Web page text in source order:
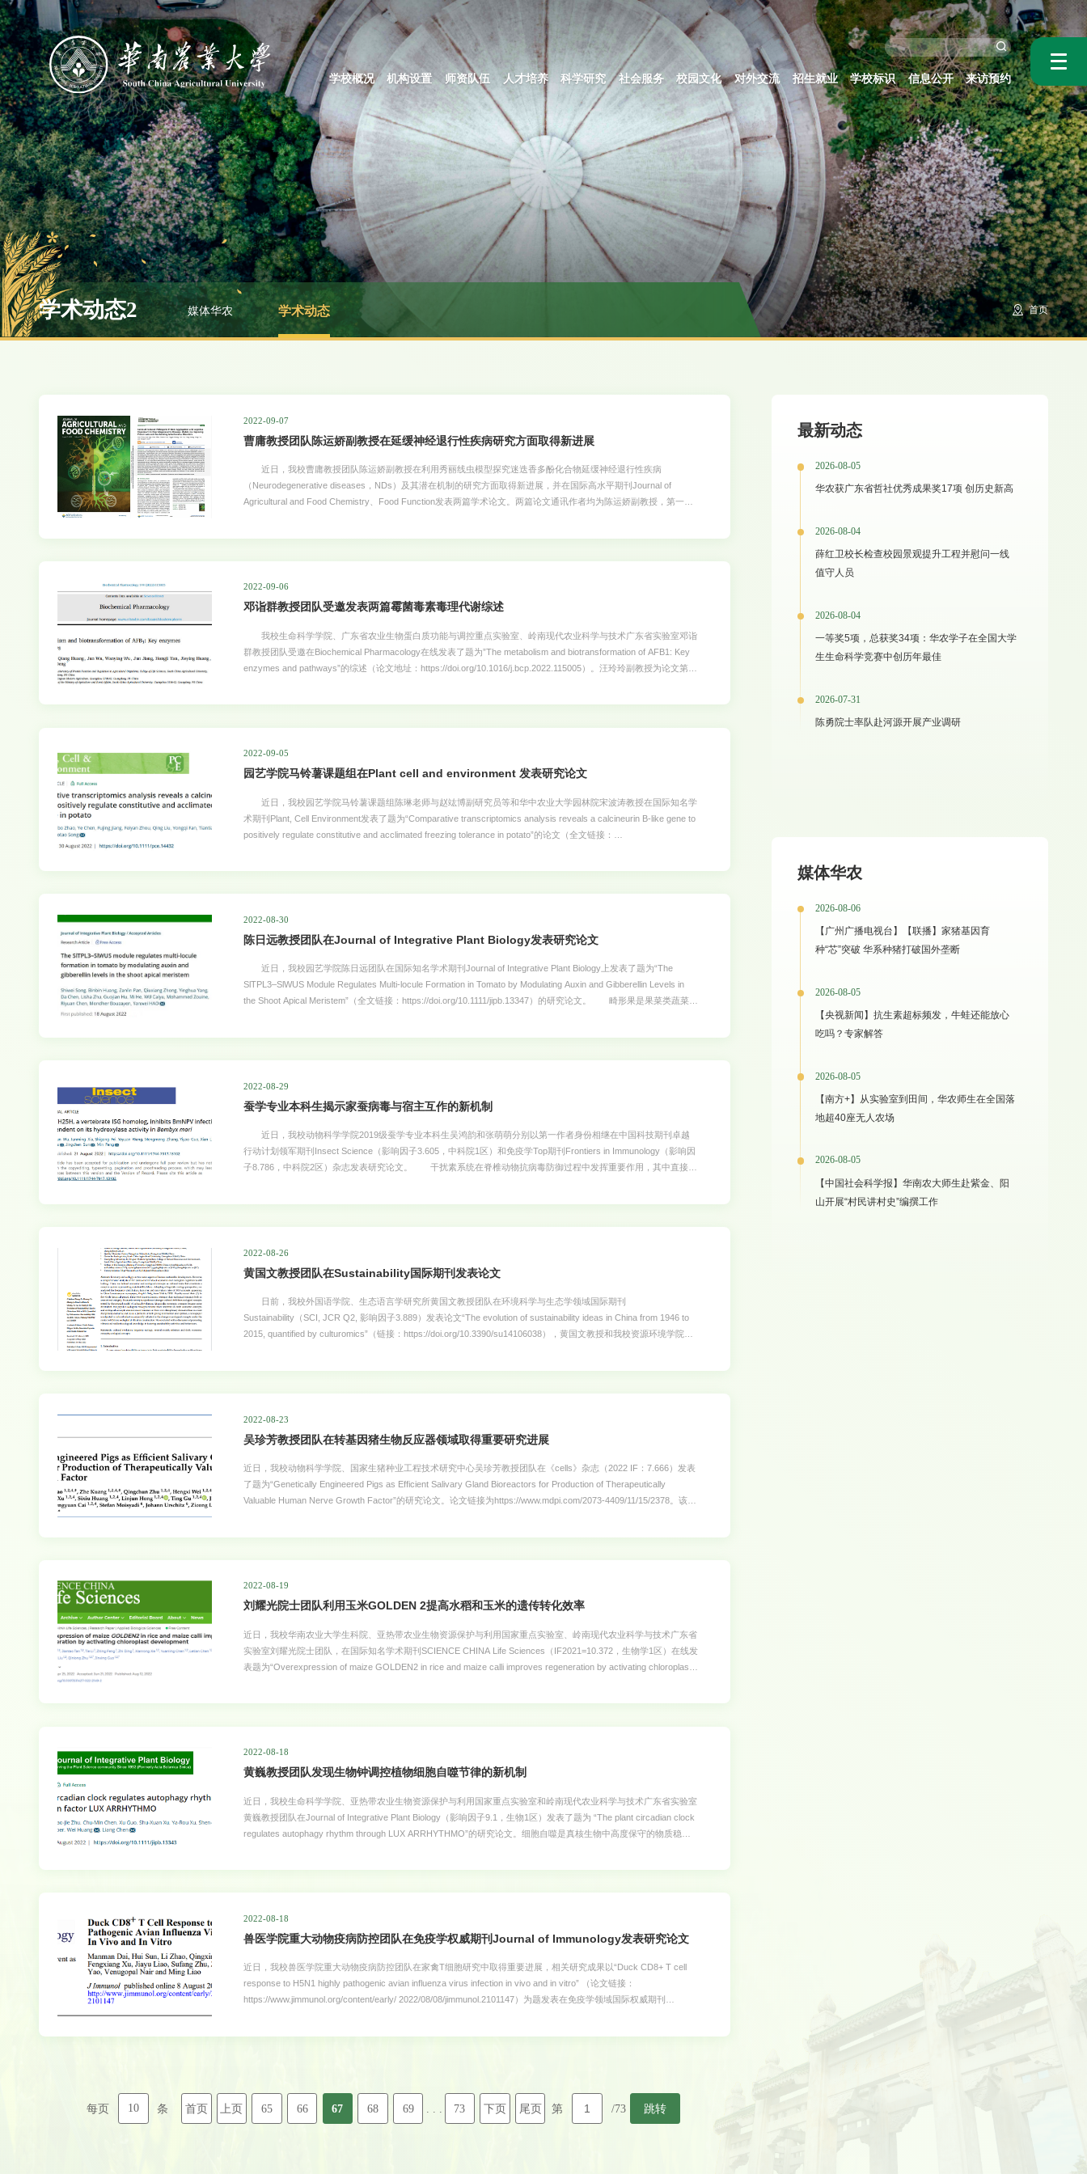
学校概况 机构设置 师资队伍 人才培养 科学研究 社会服务 校园文化 对外交流 招生就业 学校标识 信息公开 来访预约
学术动态2 媒体华农 学术动态 首页
2022-09-07
曹庸教授团队陈运娇副教授在延缓神经退行性疾病研究方面取得新进展
近日，我校曹庸教授团队陈运娇副教授在利用秀丽线虫模型探究迷迭香多酚化合物延缓神经退行性疾病
（Neurodegenerative diseases，NDs）及其潜在机制的研究方面取得新进展，并在国际高水平期刊Journal of
Agricultural and Food Chemistry、Food Function发表两篇学术论文。两篇论文通讯作者均为陈运娇副教授，第一作
贵，还会产生严重的副作用。因此，寻找有效、安全、天然的神经保护活性物质并探究其作用机制是开发神经保护治
疗剂的研究热点。鼠尾草酚（Carnos
2022-09-06
邓诣群教授团队受邀发表两篇霉菌毒素毒理代谢综述
我校生命科学学院、广东省农业生物蛋白质功能与调控重点实验室、岭南现代农业科学与技术广东省实验室邓诣
群教授团队受邀在Biochemical Pharmacology在线发表了题为”The metabolism and biotransformation of AFB1: Key
enzymes and pathways”的综述（论文地址：https://doi.org/10.1016/j.bcp.2022.115005）。汪玲玲副教授为论文第一
霉毒素的代谢和脱毒以及人和动物的健康提供了全新的视野。该研究获得岭南现代农业实验室项目 (NZ2021016)和
2022-09-05
园艺学院马铃薯课题组在Plant cell and environment 发表研究论文
近日，我校园艺学院马铃薯课题组陈琳老师与赵竑博副研究员等和华中农业大学园林院宋波涛教授在国际知名学
术期刊Plant, Cell Environment发表了题为“Comparative transcriptomics analysis reveals a calcineurin B-like gene to
positively regulate constitutive and acclimated freezing tolerance in potato”的论文（全文链接：
2022-08-30
陈日远教授团队在Journal of Integrative Plant Biology发表研究论文
近日，我校园艺学院陈日远团队在国际知名学术期刊Journal of Integrative Plant Biology上发表了题为“The
SlTPL3–SlWUS Module Regulates Multi-locule Formation in Tomato by Modulating Auxin and Gibberellin Levels in
the Shoot Apical Meristem”（全文链接：https://doi.org/10.1111/jipb.13347）的研究论文。 畸形果是果菜类蔬菜中
分生组织变大，果实心室数量增加，果实变
2022-08-29
蚕学专业本科生揭示家蚕病毒与宿主互作的新机制
近日，我校动物科学学院2019级蚕学专业本科生吴鸿韵和张萌萌分别以第一作者身份相继在中国科技期刊卓越
行动计划领军期刊Insect Science（影响因子3.605，中科院1区）和免疫学Top期刊Frontiers in Immunology（影响因
子8.786，中科院2区）杂志发表研究论文。 干扰素系统在脊椎动物抗病毒防御过程中发挥重要作用，其中直接发
https://doi.org/10.1111/1744-7917.13102）。该研究在家
2022-08-26
黄国文教授团队在Sustainability国际期刊发表论文
日前，我校外国语学院、生态语言学研究所黄国文教授团队在环境科学与生态学领域国际期刊
Sustainability（SCI, JCR Q2, 影响因子3.889）发表论文“The evolution of sustainability ideas in China from 1946 to
2015, quantified by culturomics”（链接：https://doi.org/10.3390/su14106038），黄国文教授和我校资源环境学院章
不同的演变机制，经济词语变化呈现出较强的随机性，概念系统更具活力；生态词语变化显著偏离中性模型，概念系
2022-08-23
吴珍芳教授团队在转基因猪生物反应器领域取得重要研究进展
近日，我校动物科学学院、国家生猪种业工程技术研究中心吴珍芳教授团队在《cells》杂志（2022 IF：7.666）发表
了题为“Genetically Engineered Pigs as Efficient Salivary Gland Bioreactors for Production of Therapeutically
Valuable Human Nerve Growth Factor”的研究论文。论文链接为https://www.mdpi.com/2073-4409/11/15/2378。该论
究进展。吴珍芳教授及其团队的李紫聪教授为上述论文的共同
2022-08-19
刘耀光院士团队利用玉米GOLDEN 2提高水稻和玉米的遗传转化效率
近日，我校华南农业大学生科院、亚热带农业生物资源保护与利用国家重点实验室、岭南现代农业科学与技术广东省
实验室刘耀光院士团队，在国际知名学术期刊SCIENCE CHINA Life Sciences（IF2021=10.372，生物学1区）在线发
表题为“Overexpression of maize GOLDEN2 in rice and maize calli improves regeneration by activating chloroplast
WOX5等可以促进植物体细胞胚的产生或芽的再
2022-08-18
黄巍教授团队发现生物钟调控植物细胞自噬节律的新机制
近日，我校生命科学学院、亚热带农业生物资源保护与利用国家重点实验室和岭南现代农业科学与技术广东省实验室
黄巍教授团队在Journal of Integrative Plant Biology（影响因子9.1，生物1区）发表了题为 “The plant circadian clock
regulates autophagy rhythm through LUX ARRHYTHMO”的研究论文。细胞自噬是真核生物中高度保守的物质稳态
（LL）条件下都呈现明显的近日节律变化，说明植物自噬过程受生物钟调控。有意思的是，LL条件和LD条件下相
比，自噬节律的表达相位大幅提前，但振幅明显降低。进
2022-08-18
兽医学院重大动物疫病防控团队在免疫学权威期刊Journal of Immunology发表研究论文
近日，我校兽医学院重大动物疫病防控团队在家禽T细胞研究中取得重要进展，相关研究成果以“Duck CD8+ T cell
response to H5N1 highly pathogenic avian influenza virus infection in vivo and in vitro” （论文链接：
https://www.jimmunol.org/content/early/ 2022/08/08/jimmunol.2101147）为题发表在免疫学领域国际权威期刊
每页 10 条 首页 上页 65 66 67 68 69 . . . 73 下页 尾页 第 /73 跳转
最新动态
2026-08-05
华农获广东省哲社优秀成果奖17项 创历史新高
2026-08-04
薛红卫校长检查校园景观提升工程并慰问一线
值守人员
2026-08-04
一等奖5项，总获奖34项：华农学子在全国大学
生生命科学竞赛中创历年最佳
2026-07-31
陈勇院士率队赴河源开展产业调研
媒体华农
2026-08-06
【广州广播电视台】【联播】家猪基因育
种“芯”突破 华系种猪打破国外垄断
2026-08-05
【央视新闻】抗生素超标频发，牛蛙还能放心
吃吗？专家解答
2026-08-05
【南方+】从实验室到田间，华农师生在全国落
地超40座无人农场
2026-08-05
【中国社会科学报】华南农大师生赴紫金、阳
山开展“村民讲村史”编撰工作